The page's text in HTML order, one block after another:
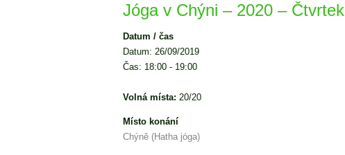
Jóga v Chýni – 2020 – Čtvrtek
Datum / čas
Datum: 26/09/2019
Čas: 18:00 - 19:00
Volná místa: 20/20
Místo konání
Chýně (Hatha jóga)